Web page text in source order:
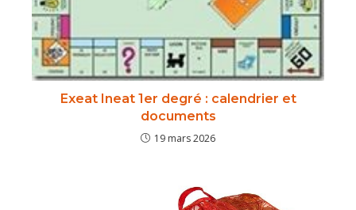
Exeat Ineat 1er degré : calendrier et
documents
19 mars 2026